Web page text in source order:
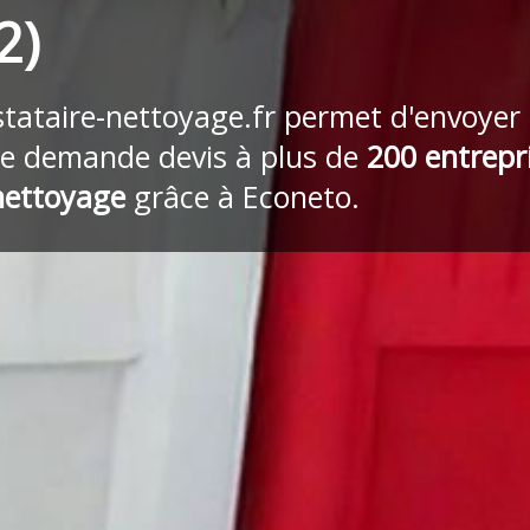
nettoyage.frpermet d'envoyer
demande devis à plus de 200
grâce à Econeto.